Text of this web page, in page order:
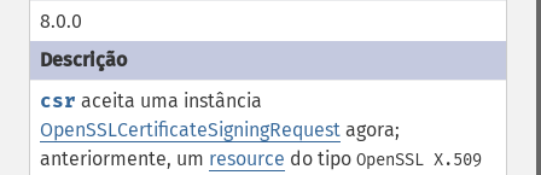
8.0.0
csr aceita uma instância
OpenSSLCertificateSigningRequest agora;
anteriormente, um resource do tipo OpenSSL X.509